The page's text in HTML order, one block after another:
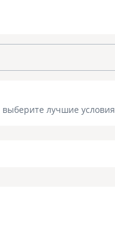
выберите лучшие условия